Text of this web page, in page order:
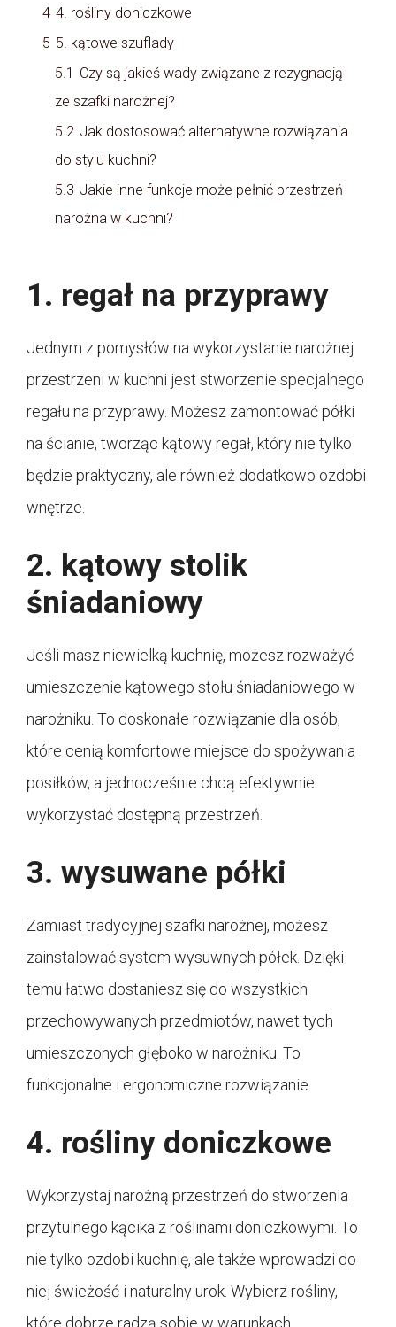
4 4. rośliny doniczkowe
5 5. kątowe szuflady
5.1 Czy są jakieś wady związane z rezygnacją
ze szafki narożnej?
5.2 Jak dostosować alternatywne rozwiązania
do stylu kuchni?
5.3 Jakie inne funkcje może pełnić przestrzeń
narożna w kuchni?
1. regał na przyprawy
Jednym z pomysłów na wykorzystanie narożnej
przestrzeni w kuchni jest stworzenie specjalnego
regału na przyprawy. Możesz zamontować półki
na ścianie, tworząc kątowy regał, który nie tylko
będzie praktyczny, ale również dodatkowo ozdobi
wnętrze.
2. kątowy stolik
śniadaniowy
Jeśli masz niewielką kuchnię, możesz rozważyć
umieszczenie kątowego stołu śniadaniowego w
narożniku. To doskonałe rozwiązanie dla osób,
które cenią komfortowe miejsce do spożywania
posiłków, a jednocześnie chcą efektywnie
wykorzystać dostępną przestrzeń.
3. wysuwane półki
Zamiast tradycyjnej szafki narożnej, możesz
zainstalować system wysuwnych półek. Dzięki
temu łatwo dostaniesz się do wszystkich
przechowywanych przedmiotów, nawet tych
umieszczonych głęboko w narożniku. To
funkcjonalne i ergonomiczne rozwiązanie.
4. rośliny doniczkowe
Wykorzystaj narożną przestrzeń do stworzenia
przytulnego kącika z roślinami doniczkowymi. To
nie tylko ozdobi kuchnię, ale także wprowadzi do
niej świeżość i naturalny urok. Wybierz rośliny,
które dobrze radzą sobie w warunkach